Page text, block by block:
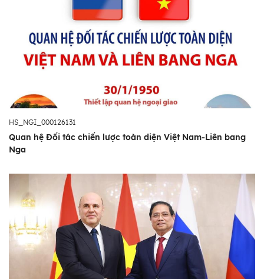
HS_NGI_000126131
Quan hệ Đối tác chiến lược toàn diện Việt Nam-Liên bang
Nga